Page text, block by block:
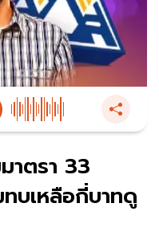
าตรา 33
บเหลือกี่บาทดู